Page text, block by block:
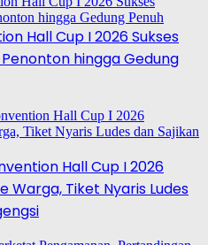
Hall Cup I 2026 Sukses
hingga Gedung
Hall Cup I 2026
Warga, Tiket Nyaris Ludes